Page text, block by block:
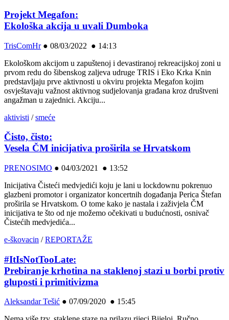
Projekt Megafon:
Ekološka akcija u uvali Dumboka
TrisComHr● 08/03/2022 ● 14:13
Ekološkom akcijom u zapuštenoj i devastiranoj rekreacijskoj zoni u
prvom redu do šibenskog zaljeva udruge TRIS i Eko Krka Knin
predstavljaju prve aktivnosti u okviru projekta Megafon kojim
osvještavaju važnost aktivnog sudjelovanja građana kroz društveni
angažman u zajednici. Akciju...
aktivisti /smeće
Čisto, čisto:
Vesela ČM inicijativa proširila se Hrvatskom
PRENOSIMO ● 04/03/2021 ● 13:52
Inicijativa Čisteći medvjedići koju je lani u lockdownu pokrenuo
glazbeni promotor i organizator koncertnih događanja Perica Štefan
proširila se Hrvatskom. O tome kako je nastala i zaživjela ČM
inicijativa te što od nje možemo očekivati u budućnosti, osnivač
Čistećih medvjedića...
e-škovacin /REPORTAŽE
#ItIsNotTooLate:
Prebiranje krhotina na staklenoj stazi u borbi protiv
gluposti i primitivizma
Aleksandar Tešić ● 07/09/2020 ● 15:45